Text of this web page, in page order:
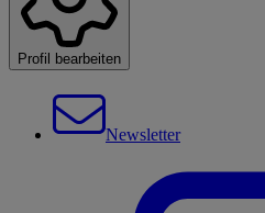
Profil bearbeiten
Newsletter